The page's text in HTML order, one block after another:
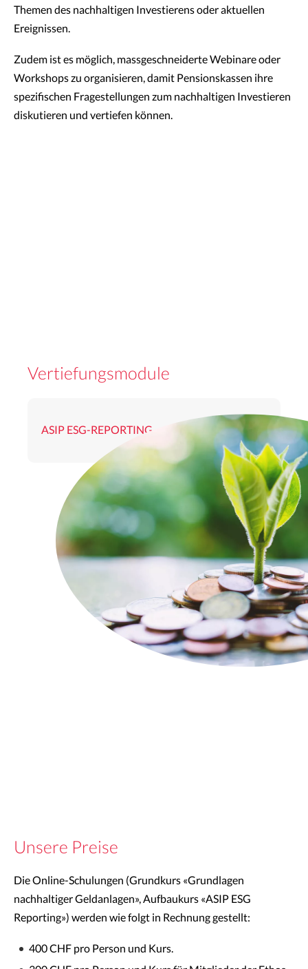
Themen des nachhaltigen Investierens oder aktuellen
Ereignissen.
Zudem ist es möglich, massgeschneiderte Webinare oder
Workshops zu organisieren, damit Pensionskassen ihre
spezifischen Fragestellungen zum nachhaltigen Investieren
diskutieren und vertiefen können.
Vertiefungsmodule
ASIP ESG-REPORTING
Unsere Preise
Die Online-Schulungen (Grundkurs «Grundlagen
nachhaltiger Geldanlagen», Aufbaukurs «ASIP ESG
Reporting») werden wie folgt in Rechnung gestellt:
400 CHF pro Person und Kurs.